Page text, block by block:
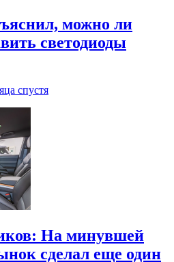
можно ли
светодиоды
спустя
На минувшей
сделал еще один